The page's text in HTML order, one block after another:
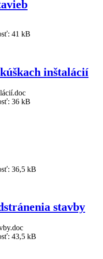
41 kB
inštalácií
36 kB
36,5 kB
stavby
43,5 kB